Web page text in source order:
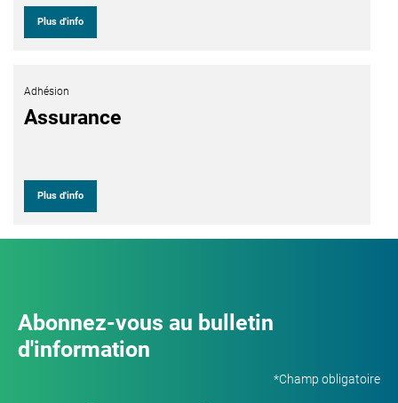
Plus d'info
Adhésion
Assurance
Plus d'info
Abonnez-vous au bulletin
d'information
*Champ obligatoire